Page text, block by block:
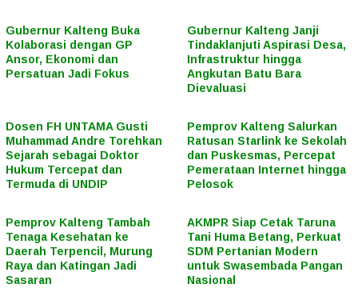
Gubernur Kalteng Buka
Kolaborasi dengan GP
Ansor, Ekonomi dan
Persatuan Jadi Fokus
Gubernur Kalteng Janji
Tindaklanjuti Aspirasi Desa,
Infrastruktur hingga
Angkutan Batu Bara
Dievaluasi
Dosen FH UNTAMA Gusti
Muhammad Andre Torehkan
Sejarah sebagai Doktor
Hukum Tercepat dan
Termuda di UNDIP
Pemprov Kalteng Salurkan
Ratusan Starlink ke Sekolah
dan Puskesmas, Percepat
Pemerataan Internet hingga
Pelosok
Pemprov Kalteng Tambah
Tenaga Kesehatan ke
Daerah Terpencil, Murung
Raya dan Katingan Jadi
Sasaran
AKMPR Siap Cetak Taruna
Tani Huma Betang, Perkuat
SDM Pertanian Modern
untuk Swasembada Pangan
Nasional